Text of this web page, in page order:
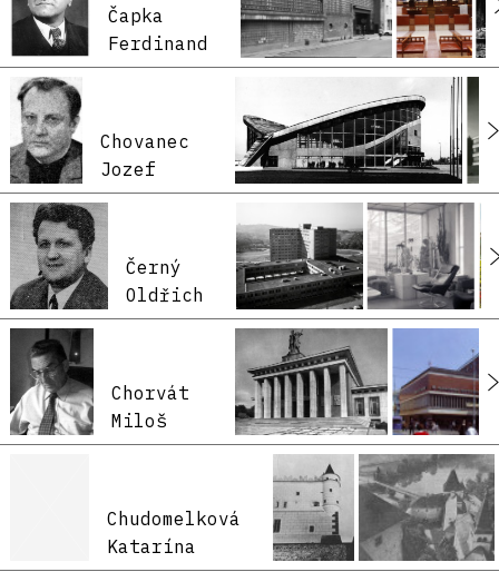
Čapka
Ferdinand
Chovanec
Jozef
Černý
Oldřich
Chorvát
Miloš
Chudomelková
Katarína